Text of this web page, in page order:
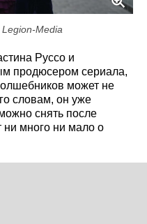
Media
Руссо и
продюсером сериала,
может не
словам, он уже
снять после
ни много ни мало о